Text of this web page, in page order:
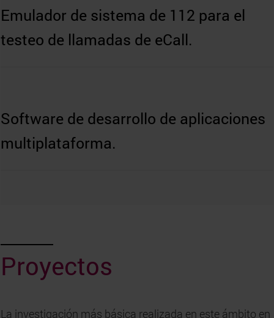
Emulador de sistema de 112 para el
testeo de llamadas de eCall.
Software de desarrollo de aplicaciones
multiplataforma.
Proyectos
La investigación más básica realizada en este ámbito en